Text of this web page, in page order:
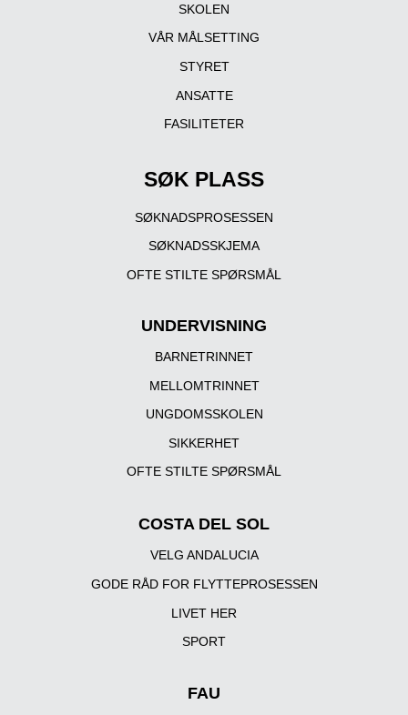
SKOLEN
VÅR MÅLSETTING
STYRET
ANSATTE
FASILITETER
SØK PLASS
SØKNADSPROSESSEN
SØKNADSSKJEMA
OFTE STILTE SPØRSMÅL
UNDERVISNING
BARNETRINNET
MELLOMTRINNET
UNGDOMSSKOLEN
SIKKERHET
OFTE STILTE SPØRSMÅL
COSTA DEL SOL
VELG ANDALUCIA
GODE RÅD FOR FLYTTEPROSESSEN
LIVET HER
SPORT
FAU